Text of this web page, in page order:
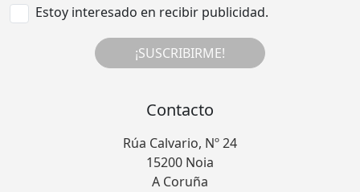
Estoy interesado en recibir publicidad.
¡SUSCRIBIRME!
Contacto
Rúa Calvario, Nº 24
15200 Noia
A Coruña